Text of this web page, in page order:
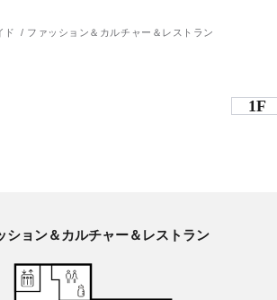
ド ファッション＆カルチャー＆レストラン
1F
ション＆カルチャー＆レストラン